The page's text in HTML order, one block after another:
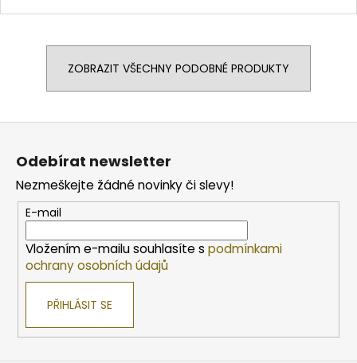
ZOBRAZIT VŠECHNY PODOBNÉ PRODUKTY
Z
Odebírat newsletter
Nezmeškejte žádné novinky či slevy!
E-mail
Vložením e-mailu souhlasíte s podmínkami
ochrany osobních údajů
PŘIHLÁSIT SE